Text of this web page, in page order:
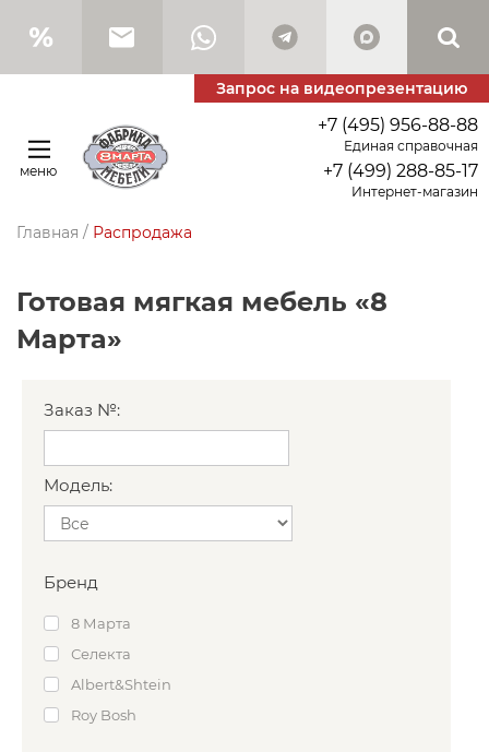
Запрос на видеопрезентацию
меню
+7 (495) 956-88-88
Единая справочная
+7 (499) 288-85-17
Интернет-магазин
Главная / Распродажа
Готовая мягкая мебель «8
Марта»
Заказ №:
Модель:
Бренд
8 Марта
Селекта
Albert&Shtein
Roy Bosh